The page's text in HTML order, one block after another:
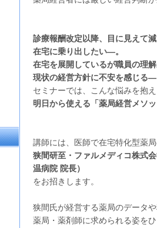
診療報酬改定以降、目に見えて
在宅に乗り出したい―。
在宅を展開しているが職員の理
現状の経営方針に不安を感じる
セミナーでは、こんな悩みを抱
明日から使える「薬局経営メソ
講師には、医師で在宅特化型薬
狭間研至・ファルメディコ株式
温病院 院長）
をお招きします。
狭間氏が経営する薬局のデータ
薬局・薬剤師に求められる姿を